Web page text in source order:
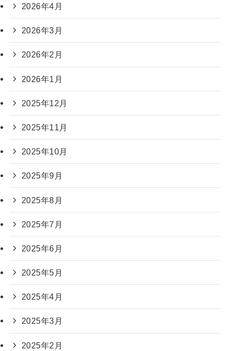
2026年4月
2026年3月
2026年2月
2026年1月
2025年12月
2025年11月
2025年10月
2025年9月
2025年8月
2025年7月
2025年6月
2025年5月
2025年4月
2025年3月
2025年2月